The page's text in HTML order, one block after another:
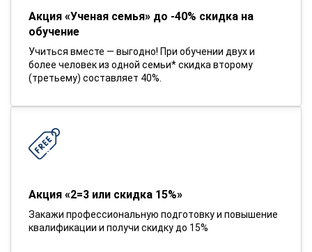
Акция «Ученая семья» до -40% скидка на
обучение
Учиться вместе — выгодно! При обучении двух и
более человек из одной семьи* скидка второму
(третьему) составляет 40%.
Акция «2=3 или скидка 15%»
Закажи профессиональную подготовку и повышение
квалификации и получи скидку до 15%